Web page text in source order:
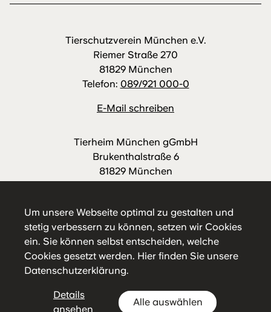
Um unsere Webseite optimal zu gestalten und
stetig verbessern zu können, setzen wir Cookies
ein. Sie können selbst entscheiden, welche
Cookies gesetzt werden. Hier finden Sie unsere
Datenschutzerklärung.
Details
ansehen
Alle auswählen
Tierschutzverein München e.V.
Riemer Straße 270
81829 München
Telefon: 089/921 000-0
E-Mail schreiben
Tierheim München gGmbH
Brukenthalstraße 6
81829 München
E-Mail schreiben
Impressum Datenschutz Hausordnung